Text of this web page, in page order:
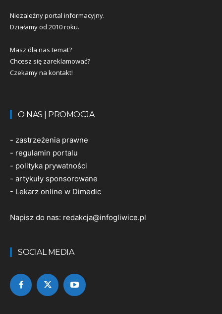
Niezależny portal informacyjny.
Działamy od 2010 roku.
Masz dla nas temat?
Chcesz się zareklamować?
Czekamy na kontakt!
O NAS | PROMOCJA
- zastrzeżenia prawne
- regulamin portalu
- polityka prywatności
- artykuły sponsorowane
- Lekarz online w Dimedic
Napisz do nas: redakcja@infogliwice.pl
SOCIAL MEDIA